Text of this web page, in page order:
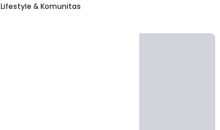
Lifestyle & Komunitas